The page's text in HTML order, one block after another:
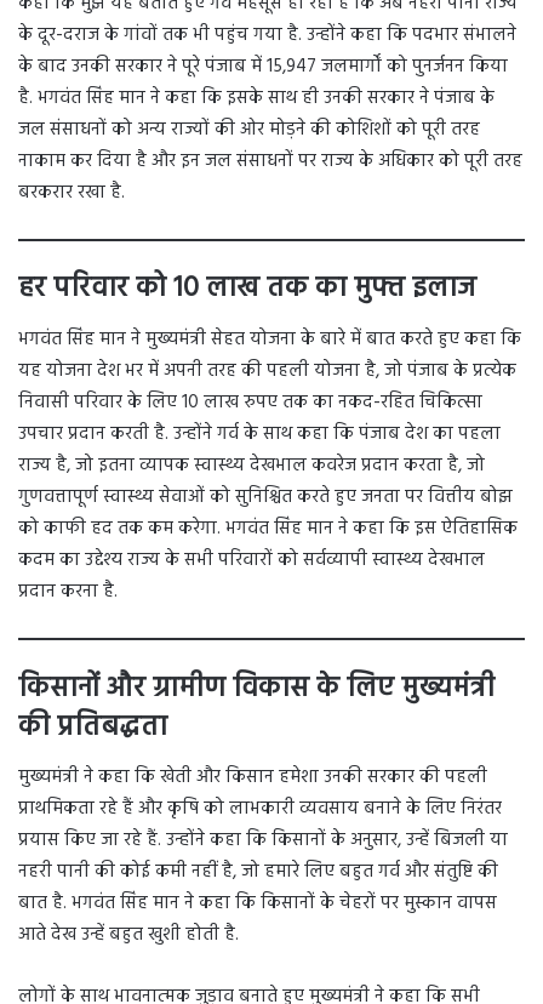
के दूर-दराज के गांवों तक भी पहुंच गया है. उन्होंने कहा कि पदभार संभालने
के बाद उनकी सरकार ने पूरे पंजाब में 15,947 जलमार्गों को पुनर्जनन किया
है. भगवंत सिंह मान ने कहा कि इसके साथ ही उनकी सरकार ने पंजाब के
जल संसाधनों को अन्य राज्यों की ओर मोड़ने की कोशिशों को पूरी तरह
नाकाम कर दिया है और इन जल संसाधनों पर राज्य के अधिकार को पूरी तरह
बरकरार रखा है.
हर परिवार को 10 लाख तक का मुफ्त इलाज
भगवंत सिंह मान ने मुख्यमंत्री सेहत योजना के बारे में बात करते हुए कहा कि
यह योजना देश भर में अपनी तरह की पहली योजना है, जो पंजाब के प्रत्येक
निवासी परिवार के लिए 10 लाख रुपए तक का नकद-रहित चिकित्सा
उपचार प्रदान करती है. उन्होंने गर्व के साथ कहा कि पंजाब देश का पहला
राज्य है, जो इतना व्यापक स्वास्थ्य देखभाल कवरेज प्रदान करता है, जो
गुणवत्तापूर्ण स्वास्थ्य सेवाओं को सुनिश्चित करते हुए जनता पर वित्तीय बोझ
को काफी हद तक कम करेगा. भगवंत सिंह मान ने कहा कि इस ऐतिहासिक
कदम का उद्देश्य राज्य के सभी परिवारों को सर्वव्यापी स्वास्थ्य देखभाल
प्रदान करना है.
किसानों और ग्रामीण विकास के लिए मुख्यमंत्री
की प्रतिबद्धता
मुख्यमंत्री ने कहा कि खेती और किसान हमेशा उनकी सरकार की पहली
प्राथमिकता रहे हैं और कृषि को लाभकारी व्यवसाय बनाने के लिए निरंतर
प्रयास किए जा रहे हैं. उन्होंने कहा कि किसानों के अनुसार, उन्हें बिजली या
नहरी पानी की कोई कमी नहीं है, जो हमारे लिए बहुत गर्व और संतुष्टि की
बात है. भगवंत सिंह मान ने कहा कि किसानों के चेहरों पर मुस्कान वापस
आते देख उन्हें बहुत खुशी होती है.
लोगों के साथ भावनात्मक जुड़ाव बनाते हुए मुख्यमंत्री ने कहा कि सभी